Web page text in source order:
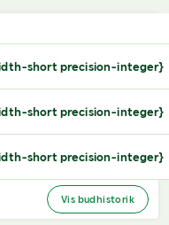
short precision-integer}
short precision-integer}
short precision-integer}
Vis budhistorik